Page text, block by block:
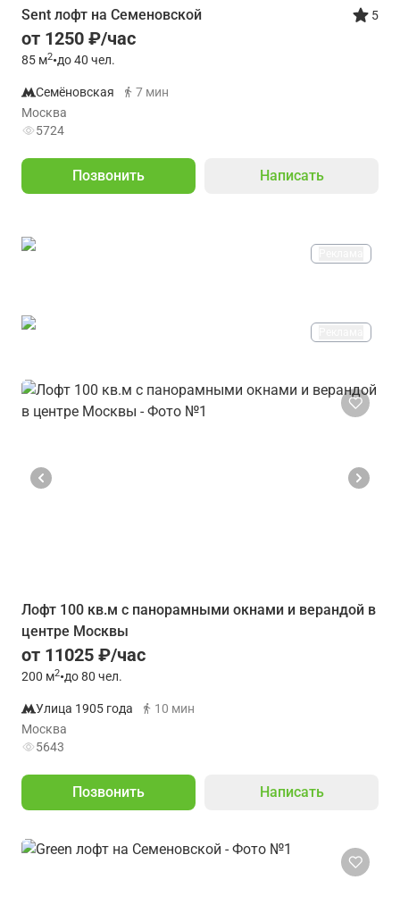
Sent лофт на Семеновской
от 1250 ₽/час
85 м2•до 40 чел.
5
Семёновская
7 мин
Москва
5724
Позвонить Написать
Лoфт 100 кв.м с панорамными окнами и верандой в
центре Москвы
от 11025 ₽/час
200 м2•до 80 чел.
Улица 1905 года
10 мин
Москва
5643
Позвонить Написать